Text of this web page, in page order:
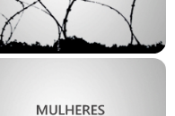
GT Migrações,
Apatridia e Refúgio